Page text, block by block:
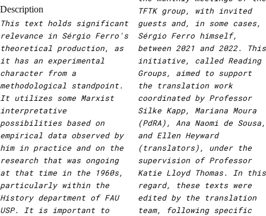
Description
This text holds significant
relevance in Sérgio Ferro's
theoretical production, as
it has an experimental
character from a
methodological standpoint.
It utilizes some Marxist
interpretative
possibilities based on
empirical data observed by
him in practice and on the
research that was ongoing
at that time in the 1960s,
particularly within the
History department of FAU
USP. It is important to
TFTK group, with invited
guests and, in some cases,
Sérgio Ferro himself,
between 2021 and 2022. This
initiative, called Reading
Groups, aimed to support
the translation work
coordinated by Professor
Silke Kapp, Mariana Moura
(PdRA), Ana Naomi de Sousa,
and Ellen Heyward
(translators), under the
supervision of Professor
Katie Lloyd Thomas. In this
regard, these texts were
edited by the translation
team, following specific